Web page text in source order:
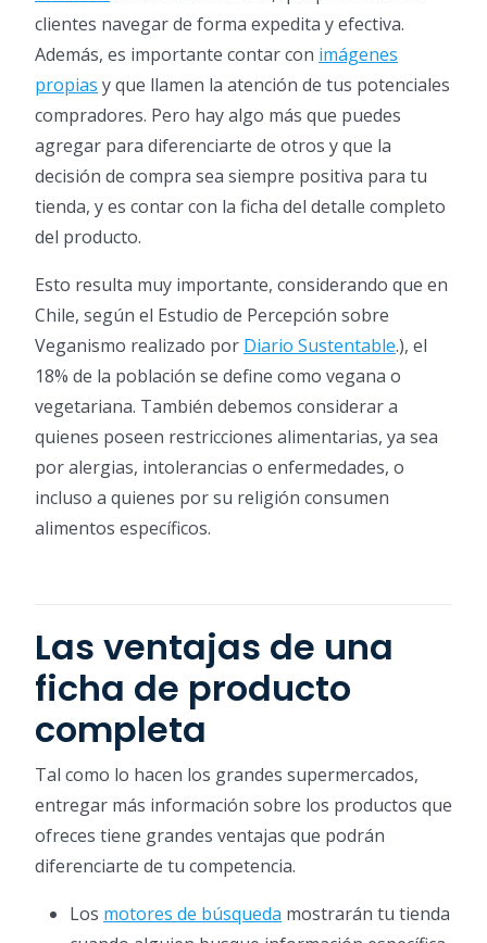
clientes navegar de forma expedita y efectiva.
Además, es importante contar con imágenes
propias y que llamen la atención de tus potenciales
compradores. Pero hay algo más que puedes
agregar para diferenciarte de otros y que la
decisión de compra sea siempre positiva para tu
tienda, y es contar con la ficha del detalle completo
del producto.
Esto resulta muy importante, considerando que en
Chile, según el Estudio de Percepción sobre
Veganismo realizado por Diario Sustentable.), el
18% de la población se define como vegana o
vegetariana. También debemos considerar a
quienes poseen restricciones alimentarias, ya sea
por alergias, intolerancias o enfermedades, o
incluso a quienes por su religión consumen
alimentos específicos.
Las ventajas de una
ficha de producto
completa
Tal como lo hacen los grandes supermercados,
entregar más información sobre los productos que
ofreces tiene grandes ventajas que podrán
diferenciarte de tu competencia.
Los motores de búsqueda mostrarán tu tienda